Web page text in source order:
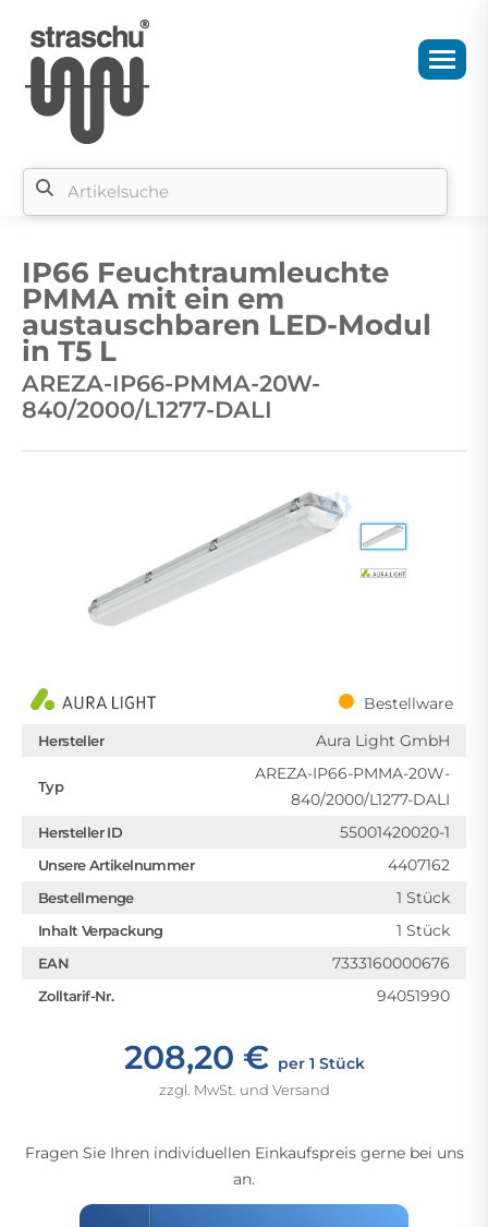
IP66 Feuchtraumleuchte
PMMA mit ein em
austauschbaren LED-Modul
in T5 L
AREZA-IP66-PMMA-20W-
840/2000/L1277-DALI
Bestellware
Hersteller Aura Light GmbH
Typ
AREZA-IP66-PMMA-20W-
840/2000/L1277-DALI
Hersteller ID 55001420020-1
Unsere Artikelnummer 4407162
Bestellmenge 1 Stück
Inhalt Verpackung 1 Stück
EAN 7333160000676
Zolltarif-Nr. 94051990
208,20 € per 1 Stück
zzgl. MwSt. und Versand
Fragen Sie Ihren individuellen Einkaufspreis gerne bei uns
an.